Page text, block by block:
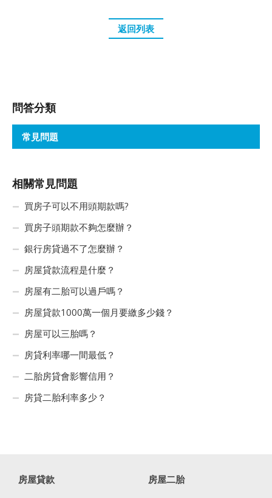
返回列表
問答分類
常見問題
相關常見問題
買房子可以不用頭期款嗎?
買房子頭期款不夠怎麼辦？
銀行房貸過不了怎麼辦？
房屋貸款流程是什麼？
房屋有二胎可以過戶嗎？
房屋貸款1000萬一個月要繳多少錢？
房屋可以三胎嗎？
房貸利率哪一間最低？
二胎房貸會影響信用？
房貸二胎利率多少？
房屋貸款 房屋二胎